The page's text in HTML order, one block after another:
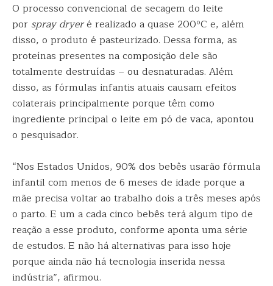
O processo convencional de secagem do leite
por spray dryeré realizado a quase 200ºC e, além
disso, o produto é pasteurizado. Dessa forma, as
proteínas presentes na composição dele são
totalmente destruídas – ou desnaturadas. Além
disso, as fórmulas infantis atuais causam efeitos
colaterais principalmente porque têm como
ingrediente principal o leite em pó de vaca, apontou
o pesquisador.
“Nos Estados Unidos, 90% dos bebês usarão fórmula
infantil com menos de 6 meses de idade porque a
mãe precisa voltar ao trabalho dois a três meses após
o parto. E um a cada cinco bebês terá algum tipo de
reação a esse produto, conforme aponta uma série
de estudos. E não há alternativas para isso hoje
porque ainda não há tecnologia inserida nessa
indústria”, afirmou.